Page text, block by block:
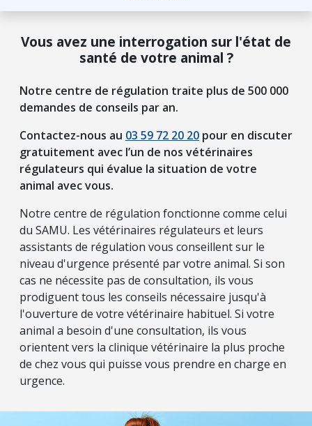
Vous avez une interrogation sur l'état de
santé de votre animal ?
Notre centre de régulation traite plus de 500 000
demandes de conseils par an.
Contactez-nous au 03 59 72 20 20 pour en discuter
gratuitement avec l’un de nos vétérinaires
régulateurs qui évalue la situation de votre
animal avec vous.
Notre centre de régulation fonctionne comme celui
du SAMU. Les vétérinaires régulateurs et leurs
assistants de régulation vous conseillent sur le
niveau d'urgence présenté par votre animal. Si son
cas ne nécessite pas de consultation, ils vous
prodiguent tous les conseils nécessaire jusqu'à
l'ouverture de votre vétérinaire habituel. Si votre
animal a besoin d'une consultation, ils vous
orientent vers la clinique vétérinaire la plus proche
de chez vous qui puisse vous prendre en charge en
urgence.